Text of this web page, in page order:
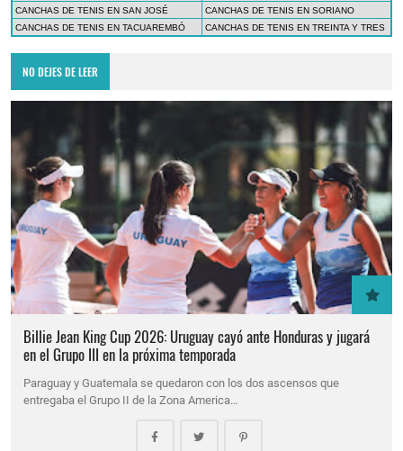
CANCHAS DE TENIS EN SAN JOSÉ
CANCHAS DE TENIS EN SORIANO
CANCHAS DE TENIS EN TACUAREMBÓ
CANCHAS DE TENIS EN TREINTA Y TRES
NO DEJES DE LEER
Billie Jean King Cup 2026: Uruguay cayó ante Honduras y jugará
en el Grupo III en la próxima temporada
Paraguay y Guatemala se quedaron con los dos ascensos que
entregaba el Grupo II de la Zona America…